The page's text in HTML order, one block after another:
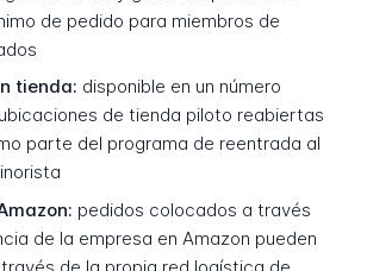
de pedido para miembros de
tienda: disponible en un número
de tienda piloto reabiertas
parte del programa de reentrada al
pedidos colocados a través
de la empresa en Amazon pueden